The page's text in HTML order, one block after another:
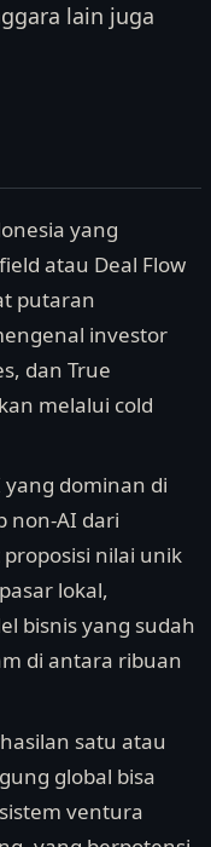
lain juga
yang
atau Deal Flow
putaran
investor
dan True
melalui cold
yang dominan di
non-AI dari
nilai unik
lokal,
bisnis yang sudah
di antara ribuan
satu atau
global bisa
ventura